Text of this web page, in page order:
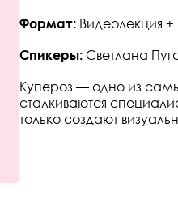
Формат: Видеолекция +
Спикеры: Светлана
Купероз — одно из
сталкиваются
только создают